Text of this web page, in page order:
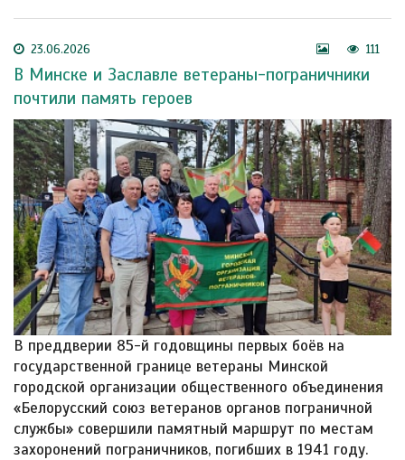
23.06.2026 111
В Минске и Заславле ветераны-пограничники
почтили память героев
В преддверии 85-й годовщины первых боёв на
государственной границе ветераны Минской
городской организации общественного объединения
«Белорусский союз ветеранов органов пограничной
службы» совершили памятный маршрут по местам
захоронений пограничников, погибших в 1941 году.